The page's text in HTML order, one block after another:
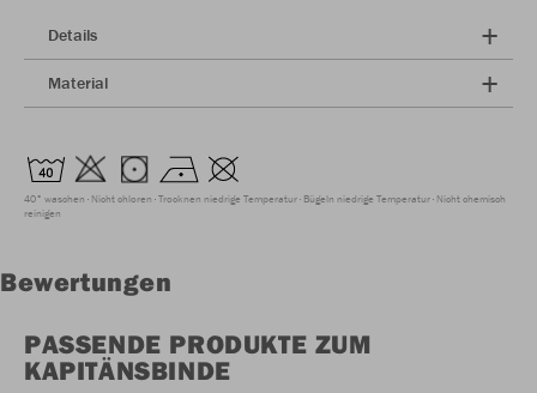
Details
Material
40° waschen Nicht chloren Trocknen niedrige Temperatur Bügeln niedrige Temperatur Nicht chemisch
reinigen
Bewertungen
PASSENDE PRODUKTE ZUM
KAPITÄNSBINDE